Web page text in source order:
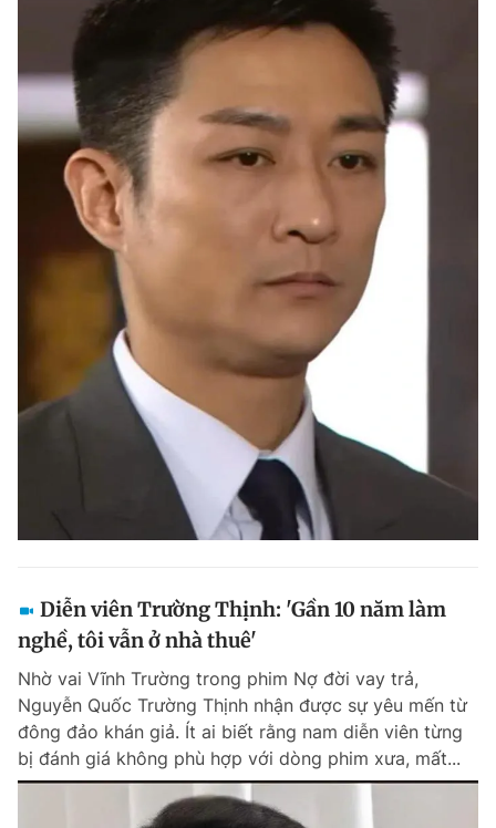
Magazine
Sản phẩm khác
Tiện ích Bạn cần biết
Thông tin tòa soạn Liên hệ quảng cáo
Đọc Thanh Niên trên điện thoại
Theo dõi báo trên
Hotline
0906 645 777
Liên hệ quảng cáo
0908 780 404
Đặt báo Quảng cáo RSS Tòa soạn Chính sách bảo
Tổng biên tập: Nguyễn Ngọc Toàn
Phó tổng biên tập thường trực: Hải Thành
Phó tổng biên tập: Lâm Hiếu Dũng
Phó tổng biên tập: Trần Việt Hưng
Tổng thư ký tòa soạn: Đức Trung
Diễn viên Trường Thịnh: 'Gần 10 năm làm
nghề, tôi vẫn ở nhà thuê'
Nhờ vai Vĩnh Trường trong phim Nợ đời vay trả,
Nguyễn Quốc Trường Thịnh nhận được sự yêu mến từ
đông đảo khán giả. Ít ai biết rằng nam diễn viên từng
bị đánh giá không phù hợp với dòng phim xưa, mất...